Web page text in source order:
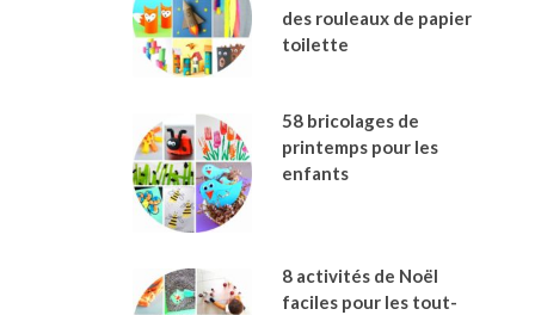
des rouleaux de papier
toilette
58 bricolages de
printemps pour les
enfants
8 activités de Noël
faciles pour les tout-